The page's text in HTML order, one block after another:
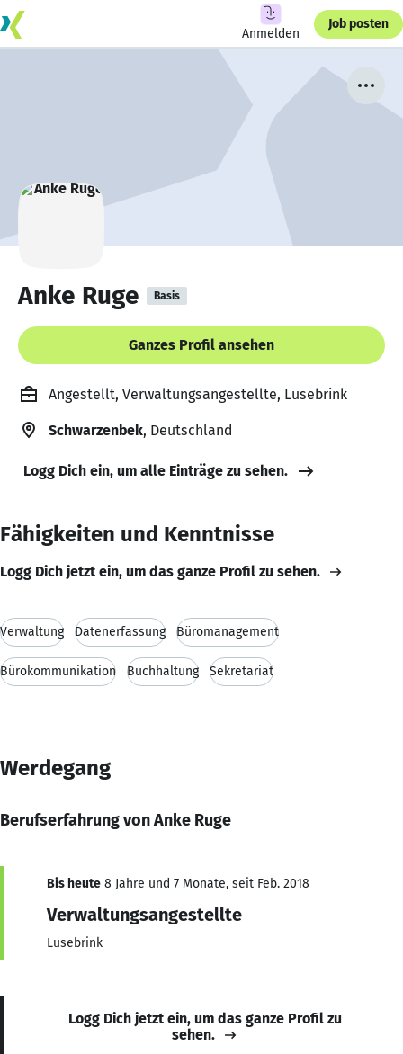
Anmelden
Job posten
Anke Ruge Basis
Ganzes Profil ansehen
Angestellt, Verwaltungsangestellte, Lusebrink
Schwarzenbek, Deutschland
Logg Dich ein, um alle Einträge zu sehen.
Fähigkeiten und Kenntnisse
Logg Dich jetzt ein, um das ganze Profil zu sehen.
Verwaltung Datenerfassung Büromanagement
Bürokommunikation Buchhaltung Sekretariat
Werdegang
Berufserfahrung von Anke Ruge
Bis heute 8 Jahre und 7 Monate, seit Feb. 2018
Verwaltungsangestellte
Lusebrink
Logg Dich jetzt ein, um das ganze Profil zu
sehen.